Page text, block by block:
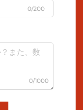
0/200
0/1000